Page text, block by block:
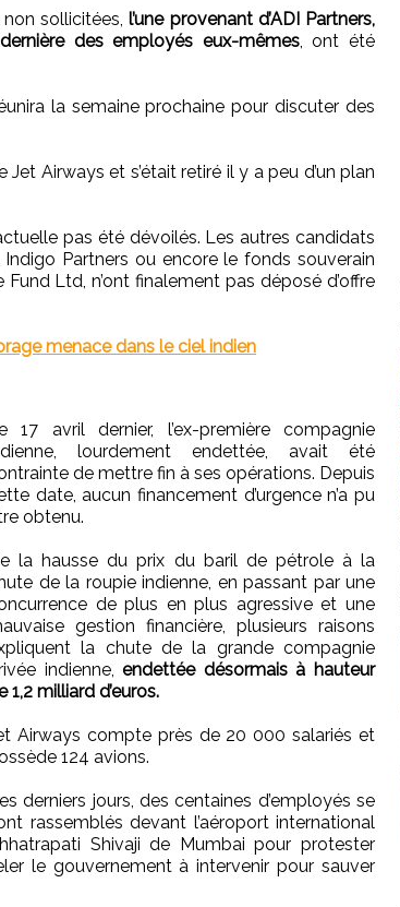
non sollicitées,l’une provenant d’ADI Partners,
des employés eux-mêmes, ont été
la semaine prochaine pour discuter des
Airways et s’était retiré il y a peu d’un plan
pas été dévoilés. Les autres candidats
Partners ou encore le fonds souverain
Ltd, n’ont finalement pas déposé d’offre
menace dans le ciel indien
17 avril dernier, l’ex-première compagnie
lourdement endettée, avait été
de mettre fin à ses opérations. Depuis
date, aucun financement d’urgence n’a pu
obtenu.
la hausse du prix du baril de pétrole à la
de la roupie indienne, en passant par une
de plus en plus agressive et une
gestion financière, plusieurs raisons
la chute de la grande compagnie
indienne,endettée désormais à hauteur
1,2 milliard d’euros.
Airways compte près de 20 000 salariés et
124 avions.
derniers jours, des centaines d’employés se
rassemblés devant l’aéroport international
Shivaji de Mumbai pour protester
le gouvernement à intervenir pour sauver